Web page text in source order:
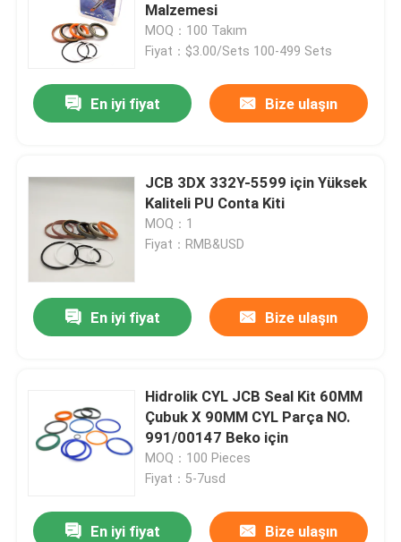
Ev
videolar
Malzemesi
MOQ：100 Takım
Fiyat：$3.00/Sets 100-499 Sets
En iyi fiyat Bize ulaşın
JCB 3DX 332Y-5599 için Yüksek
Kaliteli PU Conta Kiti
MOQ：1
Fiyat：RMB&USD
En iyi fiyat Bize ulaşın
Hidrolik CYL JCB Seal Kit 60MM
Çubuk X 90MM CYL Parça NO.
991/00147 Beko için
MOQ：100 Pieces
Fiyat：5-7usd
En iyi fiyat Bize ulaşın